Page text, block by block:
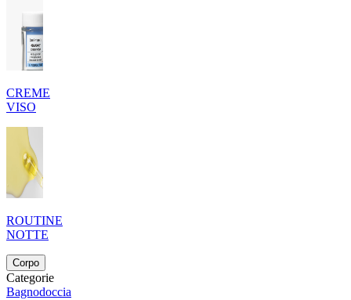
CREME
VISO
ROUTINE
NOTTE
Corpo
Categorie
Bagnodoccia